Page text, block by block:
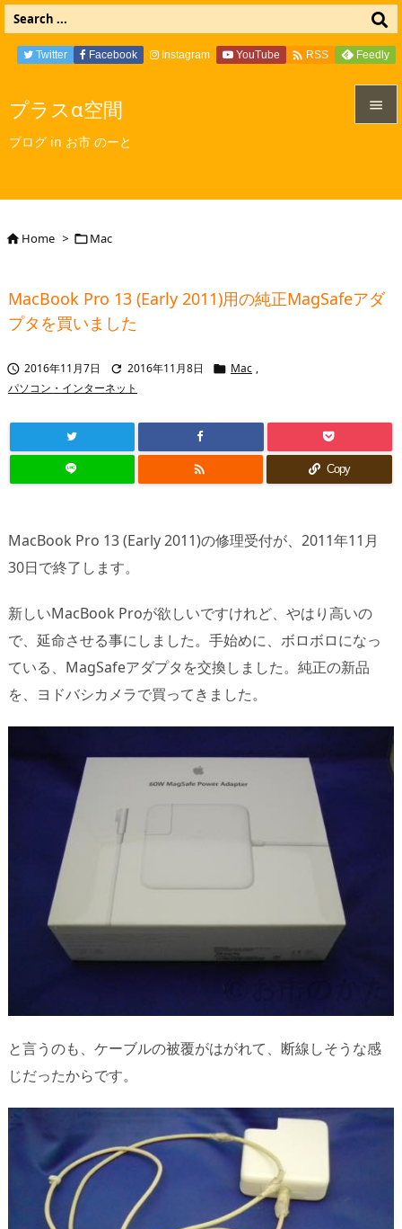
プラスα空間
ブログ in お市 のーと

次へ
Twitter Facebook Instagram YouTube  RSS Feedly
Home > Mac
MacBook Pro 13 (Early 2011)用の純正MagSafeアダ
プタを買いました
 2016年11月7日  2016年11月8日  Mac ,
パソコン・インターネット
 Copy
MacBook Pro 13 (Early 2011)の修理受付が、2011年11月
30日で終了します。
新しいMacBook Proが欲しいですけれど、やはり高いの
で、延命させる事にしました。手始めに、ボロボロになっ
ている、MagSafeアダプタを交換しました。純正の新品
を、ヨドバシカメラで買ってきました。
と言うのも、ケーブルの被覆がはがれて、断線しそうな感
じだったからです。